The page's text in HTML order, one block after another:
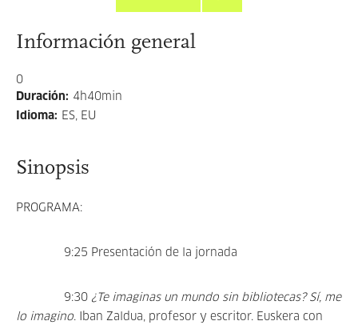
Información general
0
Duración: 4h40min
Idioma: ES, EU
Sinopsis
PROGRAMA:
9:25 Presentación de la jornada
9:30 ¿Te imaginas un mundo sin bibliotecas? Sí, me
lo imagino. Iban Zaldua, profesor y escritor. Euskera con